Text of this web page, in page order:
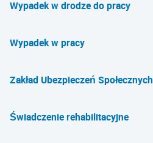
Wypadek w drodze do pracy
Wypadek w pracy
Zakład Ubezpieczeń Społecznych
Świadczenie rehabilitacyjne